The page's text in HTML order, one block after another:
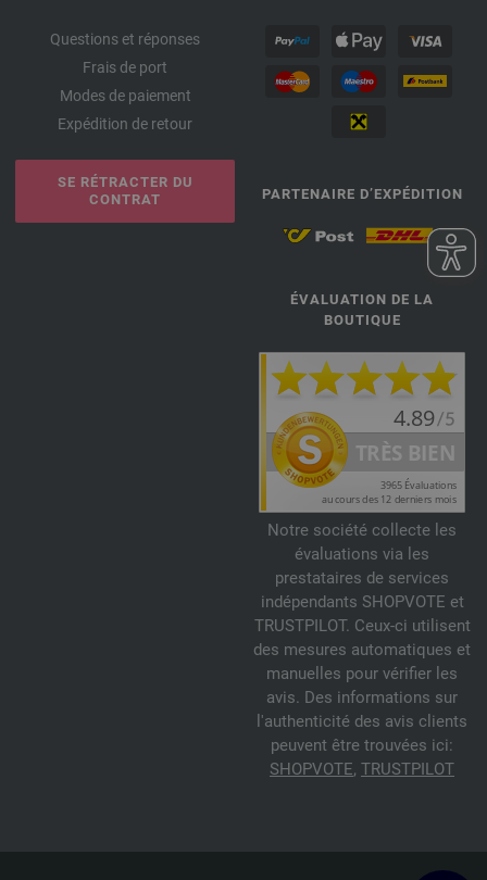
Questions et réponses
Frais de port
Modes de paiement
Expédition de retour
SE RÉTRACTER DU
CONTRAT
PARTENAIRE D’EXPÉDITION
ÉVALUATION DE LA
BOUTIQUE
Notre société collecte les
évaluations via les
prestataires de services
indépendants SHOPVOTE et
TRUSTPILOT. Ceux-ci utilisent
des mesures automatiques et
manuelles pour vérifier les
avis. Des informations sur
l'authenticité des avis clients
peuvent être trouvées ici:
SHOPVOTE, TRUSTPILOT